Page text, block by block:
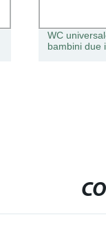
WC
bambini due